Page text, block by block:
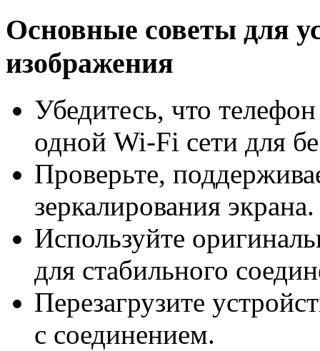
Основные советы для
изображения
Убедитесь, что
одной Wi-Fi сети для
Проверьте,
зеркалирования экрана.
Используйте
для стабильного
Перезагрузите
с соединением.